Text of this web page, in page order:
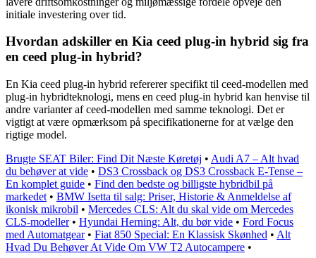
initiale investering over tid.
Hvordan adskiller en Kia ceed plug-in hybrid sig fra
en ceed plug-in hybrid?
En Kia ceed plug-in hybrid refererer specifikt til ceed-modellen med
plug-in hybridteknologi, mens en ceed plug-in hybrid kan henvise til
andre varianter af ceed-modellen med samme teknologi. Det er
vigtigt at være opmærksom på specifikationerne for at vælge den
rigtige model.
Brugte SEAT Biler: Find Dit Næste Køretøj • Audi A7 – Alt hvad
du behøver at vide • DS3 Crossback og DS3 Crossback E-Tense –
En komplet guide • Find den bedste og billigste hybridbil på
markedet • BMW Isetta til salg: Priser, Historie & Anmeldelse af
ikonisk mikrobil • Mercedes CLS: Alt du skal vide om Mercedes
CLS-modeller• Hyundai Herning: Alt, du bør vide • Ford Focus
med Automatgear• Fiat 850 Special: En Klassisk Skønhed • Alt
Hvad Du Behøver At Vide Om VW T2 Autocampere •